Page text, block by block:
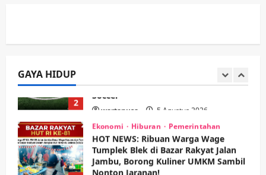
GAYA HIDUP
2
wartanusa 5 Agustus 2026
3
Ekonomi
HOT NEWS: Ribuan Warga Wage
Tumplek Blek di Bazar Rakyat Jalan
Jambu, Borong Kuliner UMKM Sambil
Nonton Jaranan!
wartanusa 4 Agustus 2026